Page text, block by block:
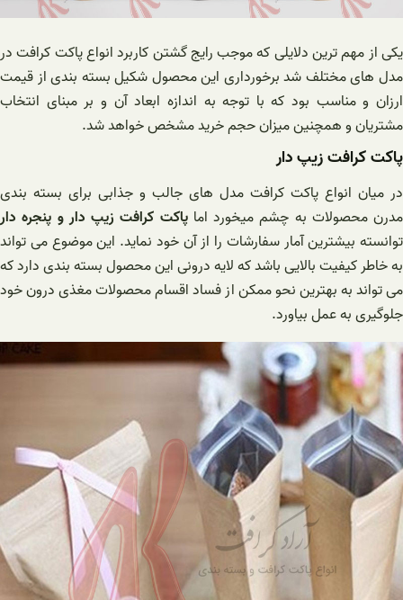
یکی از مهم ترین دلایلی که موجب رایج گشتن کاربرد انواع پاکت کرافت در
مدل های مختلف شد برخورداری این محصول شکیل بسته بندی از قیمت
ارزان و مناسب بود که با توجه به اندازه ابعاد آن و بر مبنای انتخاب
مشتریان و همچنین میزان حجم خرید مشخص خواهد شد.
پاکت کرافت زیپ دار
در میان انواع پاکت کرافت مدل های جالب و جذابی برای بسته بندی
مدرن محصولات به چشم میخورد اماپاکت کرافت زیپ دار و پنجره دار
توانسته بیشترین آمار سفارشات را از آن خود نماید. این موضوع می تواند
به خاطر کیفیت بالایی باشد که لایه درونی این محصول بسته بندی دارد که
می تواند به بهترین نحو ممکن از فساد اقسام محصولات مغذی درون خود
جلوگیری به عمل بیاورد.